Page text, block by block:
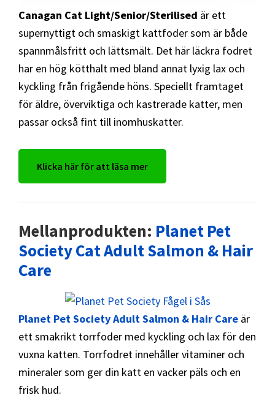
Canagan Cat Light/Senior/Sterilised är ett
supernyttigt och smaskigt kattfoder som är både
spannmålsfritt och lättsmält. Det här läckra fodret
har en hög kötthalt med bland annat lyxig lax och
kyckling från frigående höns. Speciellt framtaget
för äldre, överviktiga och kastrerade katter, men
passar också fint till inomhuskatter.
Klicka här för att läsa mer
Mellanprodukten: Planet Pet
Society Cat Adult Salmon & Hair
Care
Planet Pet Society Adult Salmon & Hair Care är
ett smakrikt torrfoder med kyckling och lax för den
vuxna katten. Torrfodret innehåller vitaminer och
mineraler som ger din katt en vacker päls och en
frisk hud.